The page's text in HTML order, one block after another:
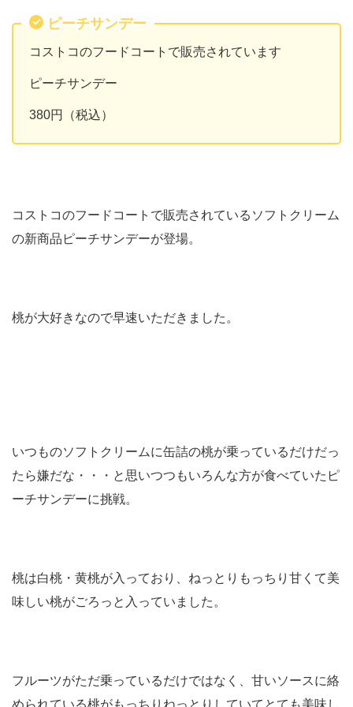
ピーチサンデー
コストコのフードコートで販売されています
ピーチサンデー
380円（税込）
コストコのフードコートで販売されているソフトクリーム
の新商品ピーチサンデーが登場。
桃が大好きなので早速いただきました。
いつものソフトクリームに缶詰の桃が乗っているだけだっ
たら嫌だな・・・と思いつつもいろんな方が食べていたピ
ーチサンデーに挑戦。
桃は白桃・黄桃が入っており、ねっとりもっちり甘くて美
味しい桃がごろっと入っていました。
フルーツがただ乗っているだけではなく、甘いソースに絡
められている桃がもっちりねっとりしていてとても美味し